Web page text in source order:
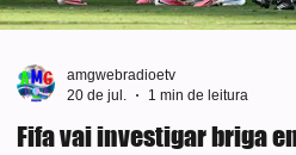
Fifa vai investigar briga
amgwebradioetv
20 de jul.
1 min de leitura